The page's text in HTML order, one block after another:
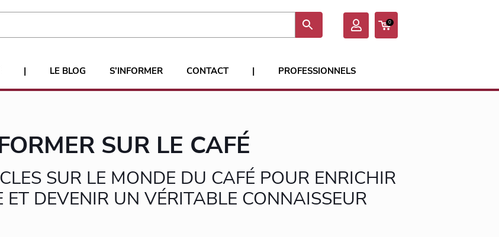
| LE BLOG S’INFORMER CONTACT | PROFESSIONNELS
0
SUR LE CAFÉ
SUR LE MONDE DU CAFÉ POUR ENRICHIR
ET DEVENIR UN VÉRITABLE CONNAISSEUR